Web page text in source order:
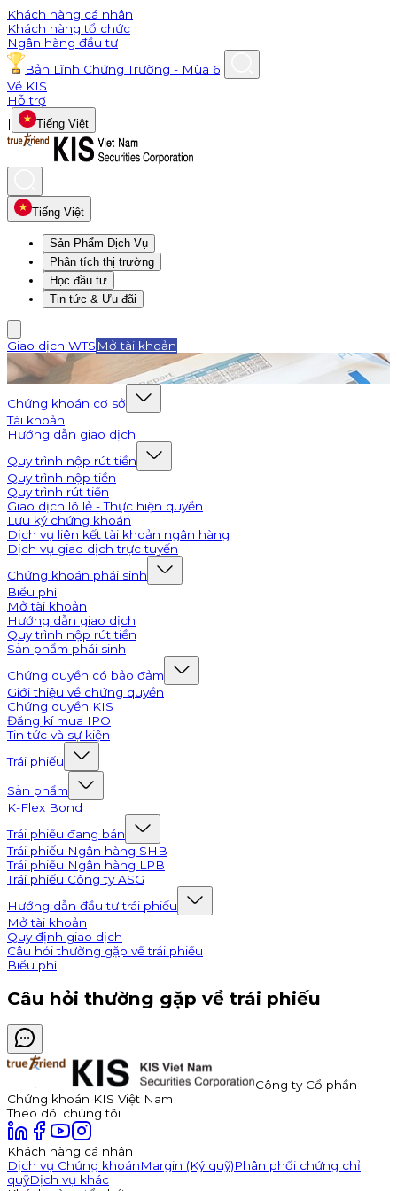
Khách hàng cá nhân
Khách hàng tổ chức
Ngân hàng đầu tư
Bản Lĩnh Chứng Trường - Mùa 6|
Về KIS
Hỗ trợ
|
Tiếng Việt
Tiếng Việt
Sản Phẩm Dịch Vụ
Phân tích thị trường
Học đầu tư
Tin tức & Ưu đãi
Giao dịch WTS Mở tài khoản
Chứng khoán cơ sở
Tài khoản
Hướng dẫn giao dịch
Quy trình nộp rút tiền
Quy trình nộp tiền
Quy trình rút tiền
Giao dịch lô lẻ - Thực hiện quyền
Lưu ký chứng khoán
Dịch vụ liên kết tài khoản ngân hàng
Dịch vụ giao dịch trực tuyến
Chứng khoán phái sinh
Biểu phí
Mở tài khoản
Hướng dẫn giao dịch
Quy trình nộp rút tiền
Sản phẩm phái sinh
Chứng quyền có bảo đảm
Giới thiệu về chứng quyền
Chứng quyền KIS
Đăng kí mua IPO
Tin tức và sự kiện
Trái phiếu
Sản phẩm
K-Flex Bond
Trái phiếu đang bán
Trái phiếu Ngân hàng SHB
Trái phiếu Ngân hàng LPB
Trái phiếu Công ty ASG
Hướng dẫn đầu tư trái phiếu
Mở tài khoản
Quy định giao dịch
Câu hỏi thường gặp về trái phiếu
Biểu phí
Câu hỏi thường gặp về trái phiếu
Công ty Cổ phần
Chứng khoán KIS Việt Nam
Theo dõi chúng tôi
Khách hàng cá nhân
Dịch vụ Chứng khoánMargin (Ký quỹ)Phân phối chứng chỉ
quỹDịch vụ khác